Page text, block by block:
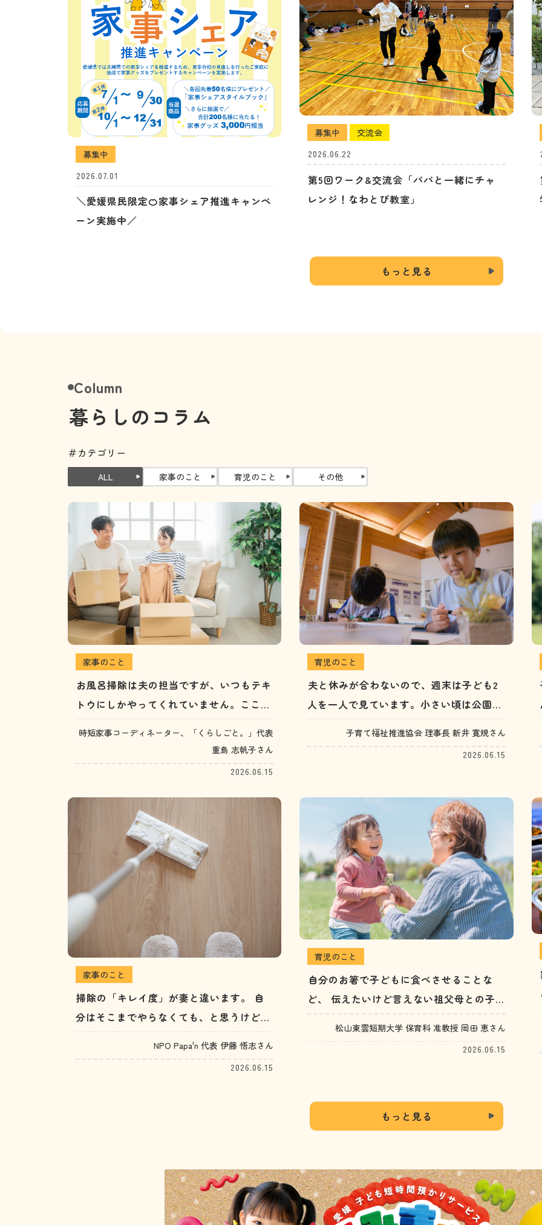
募集中
2026.07.01
＼愛媛県民限定🍊家事シェア推進キャンペ
ーン実施中／
募集中
交流会
2026.06.22
第5回ワーク&交流会「パパと一緒にチャ
レンジ！なわとび教室」
もっと見る
Column
暮らしのコラム
＃カテゴリー
ALL 家事のこと 育児のこと その他
家事のこと
お風呂掃除は夫の担当ですが、いつもテキ
トウにしかやってくれていません。ここも
ちゃんと洗っといてと言うと、やってはく
れますが、言うのも面倒なので結局自分で
やってしまいます。（30代女性）
時短家事コーディネーター、「くらしごと。」代表
重島 志帆子さん
2026.06.15
育児のこと
夫と休みが合わないので、週末は子ども2
人を一人で見ています。小さい頃は公園や
児童館などで一緒に遊べていましたが、大
きくなるにつれ、どう過ごしてあげるのが
良いのか悩んでいます。小学生男子2人の
ダラと過ごすばかりです。（30代女性）
子育て福祉推進協会 理事長 新井 寛規さん
2026.06.15
家事のこと
掃除の「キレイ度」が妻と違います。 自
分はそこまでやらなくても、と思うけどイ
ライラしてやってしまうみたい…。（20代
男性）
NPO Papa'n 代表 伊藤 悟志さん
2026.06.15
育児のこと
自分のお箸で子どもに食べさせることな
ど、 伝えたいけど言えない祖父母との子
育てギャップがあります。 おやつやお小
遣いのことなど、小さなことがストレス
に…。どう向き合えばいい？（30代女性）
松山東雲短期大学 保育科 准教授 岡田 恵さん
2026.06.15
もっと見る